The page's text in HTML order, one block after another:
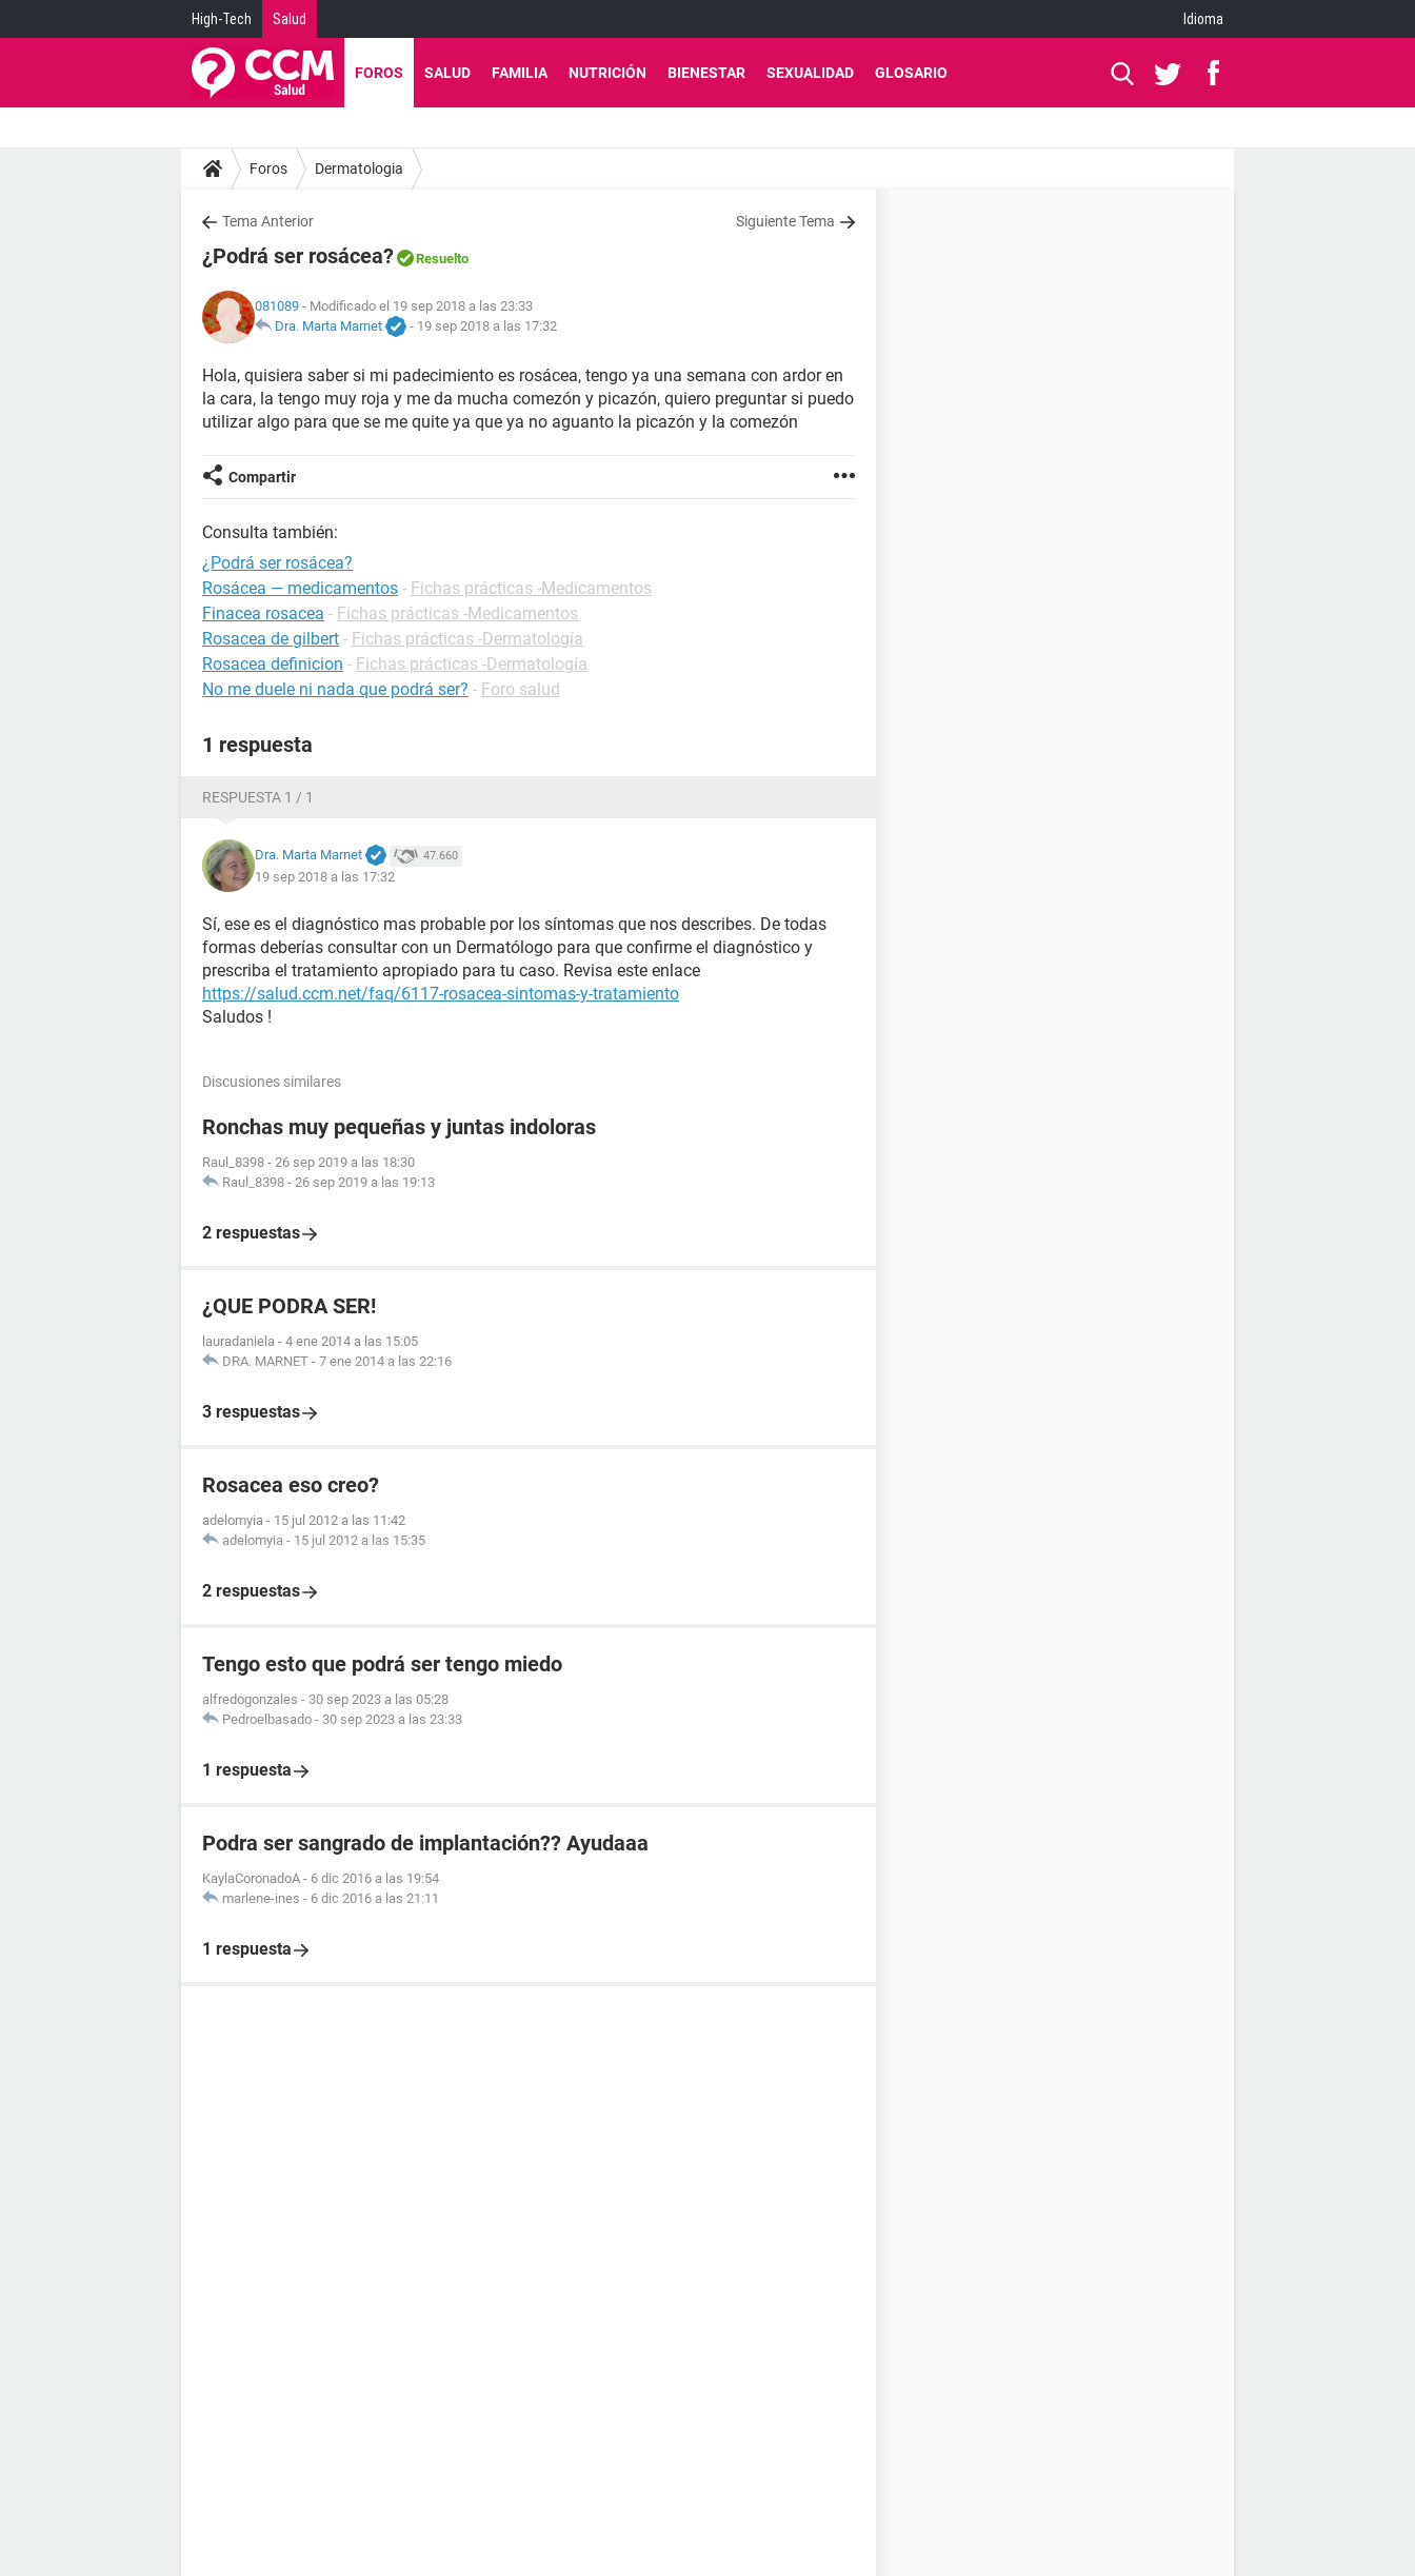
High-Tech Salud Idioma
FOROS SALUD FAMILIA NUTRICIÓN BIENESTAR SEXUALIDAD GLOSARIO
Foros Dermatologia
Tema Anterior Siguiente Tema
¿Podrá ser rosácea? Resuelto
081089 - Modificado el 19 sep 2018 a las 23:33
Dra. Marta Marnet
- 19 sep 2018 a las 17:32
Hola, quisiera saber si mi padecimiento es rosácea, tengo ya una semana con ardor en
la cara, la tengo muy roja y me da mucha comezón y picazón, quiero preguntar si puedo
utilizar algo para que se me quite ya que ya no aguanto la picazón y la comezón
Compartir
Consulta también:
¿Podrá ser rosácea?
Rosácea — medicamentos - Fichas prácticas -Medicamentos
Finacea rosacea - Fichas prácticas -Medicamentos
Rosacea de gilbert - Fichas prácticas -Dermatología
Rosacea definicion - Fichas prácticas -Dermatología
No me duele ni nada que podrá ser? - Foro salud
1 respuesta
RESPUESTA 1 / 1
Dra. Marta Marnet 47.660
19 sep 2018 a las 17:32
Sí, ese es el diagnóstico mas probable por los síntomas que nos describes. De todas
formas deberías consultar con un Dermatólogo para que confirme el diagnóstico y
prescriba el tratamiento apropiado para tu caso. Revisa este enlace
https://salud.ccm.net/faq/6117-rosacea-sintomas-y-tratamiento
Saludos !
Discusiones similares
Ronchas muy pequeñas y juntas indoloras
Raul_8398 - 26 sep 2019 a las 18:30
Raul_8398 - 26 sep 2019 a las 19:13
2 respuestas
¿QUE PODRA SER!
lauradaniela - 4 ene 2014 a las 15:05
DRA. MARNET - 7 ene 2014 a las 22:16
3 respuestas
Rosacea eso creo?
adelomyia - 15 jul 2012 a las 11:42
adelomyia - 15 jul 2012 a las 15:35
2 respuestas
Tengo esto que podrá ser tengo miedo
alfredogonzales - 30 sep 2023 a las 05:28
Pedroelbasado - 30 sep 2023 a las 23:33
1 respuesta
Podra ser sangrado de implantación?? Ayudaaa
KaylaCoronadoA - 6 dic 2016 a las 19:54
marlene-ines - 6 dic 2016 a las 21:11
1 respuesta